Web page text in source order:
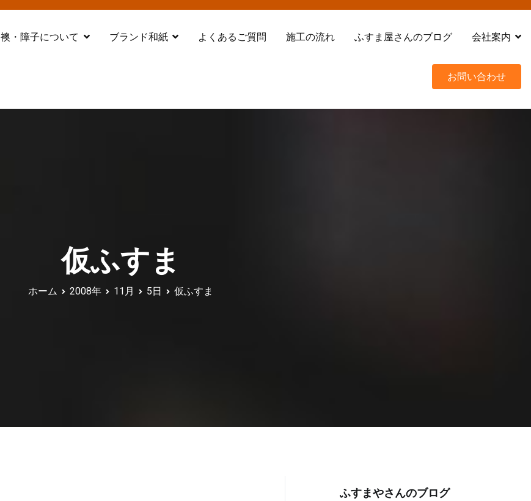
襖・障子について ブランド和紙 よくあるご質問 施工の流れ ふすま屋さんのブログ 会社案内
お問い合わせ
仮ふすま
ホーム 2008年 11月 5日 仮ふすま
ふすまやさんのブログ